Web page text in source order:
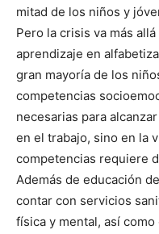
mitad de los niños y
Pero la crisis va más
aprendizaje en
gran mayoría de los
competencias
necesarias para
en el trabajo, sino en la
competencias requiere
Además de educación
contar con servicios
física y mental, así